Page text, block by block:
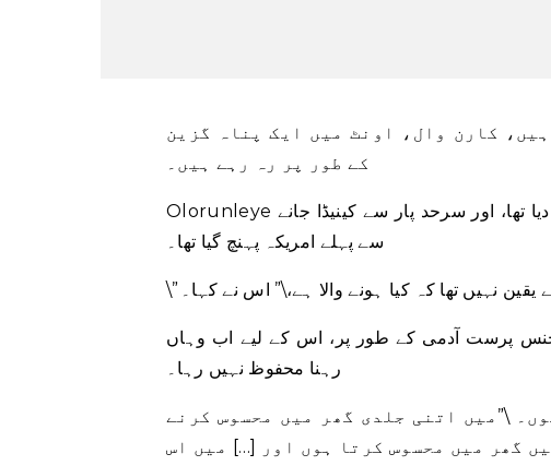
کارن وال، اونٹ میں ایک پناہ گزین
کے طور پر رہ رہے ہیں۔
Olorunleye نے کہا کہ اس نے مارچ میں نائیجیریا میں اپنا گھر چھوڑ دیا تھا، اور سرحد پار سے کینیڈا جانے
سے پہلے امریکہ پہنچ گیا تھا۔
یقین نہیں تھا کہ کیا ہونے والا ہے،\” اس نے کہا۔
جنس پرست آدمی کے طور پر، اس کے لیے اب وہاں
رہنا محفوظ نہیں رہا۔
\”میں اتنی جلدی گھر میں محسوس کرنے
گھر میں محسوس کرتا ہوں اور […] میں اس